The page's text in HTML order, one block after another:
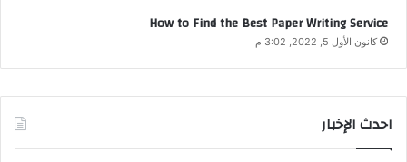
How to Find the Best Paper Writing Service
كانون الأول 5, 2022, 3:02 م
احدث الإخبار